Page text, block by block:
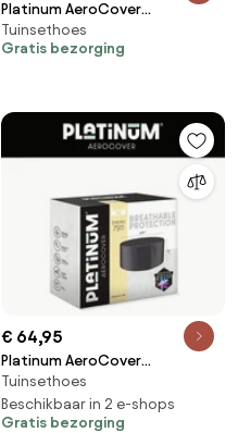
Platinum AeroCover
Loungesethoes hoekset
trapeze 270x270x90xH65/90
Tuinsethoes
Gratis bezorging
€ 64,95
Platinum AeroCover
Tuinsethoes ø150xH85
Tuinsethoes
Beschikbaar in 2 e-shops
Gratis bezorging